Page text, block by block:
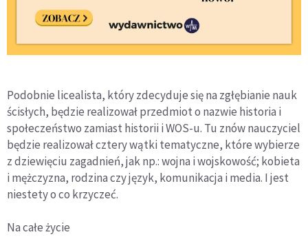
Podobnie licealista, który zdecyduje się na zgłębianie nauk
ścisłych, będzie realizował przedmiot o nazwie historia i
społeczeństwo zamiast historii i WOS-u. Tu znów nauczyciel
będzie realizował cztery wątki tematyczne, które wybierze
z dziewięciu zagadnień, jak np.: wojna i wojskowość; kobieta
i mężczyzna, rodzina czy język, komunikacja i media. I jest
niestety o co krzyczeć.
Na całe życie